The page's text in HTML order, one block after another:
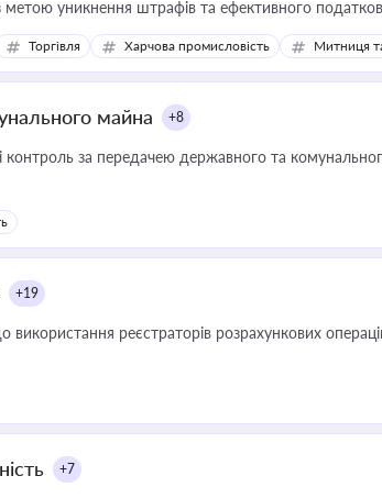
метою уникнення штрафів та ефективного
Торгівля Харчова промисловість Митниця
майна +8
контроль за передачею державного та
+19
реєстраторів розрахункових операцій, аналіз законодавства про
+7